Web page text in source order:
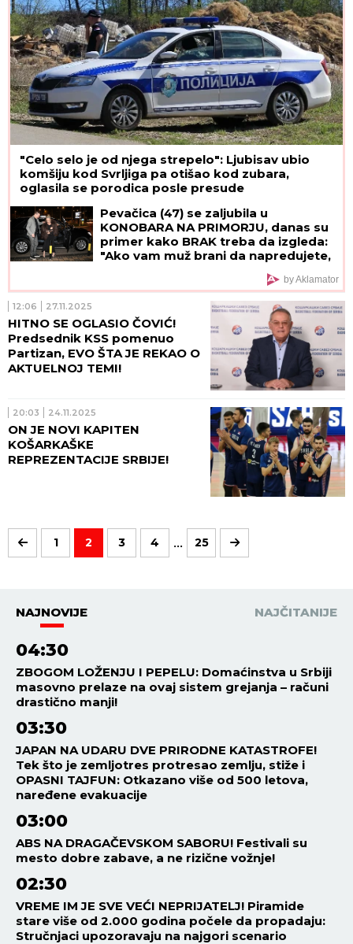
"Celo selo je od njega strepelo": Ljubisav ubio
komšiju kod Svrljiga pa otišao kod zubara,
oglasila se porodica posle presude
Pevačica (47) se zaljubila u
KONOBARA NA PRIMORJU, danas su
primer kako BRAK treba da izgleda:
"Ako vam muž brani da napredujete,
by Aklamator
12:06 27.11.2025
HITNO SE OGLASIO ČOVIĆ!
Predsednik KSS pomenuo
Partizan, EVO ŠTA JE REKAO O
AKTUELNOJ TEMI!
20:03 24.11.2025
ON JE NOVI KAPITEN
KOŠARKAŠKE
REPREZENTACIJE SRBIJE!
1 2 3 4 ... 25
NAJNOVIJE NAJČITANIJE
04:30
ZBOGOM LOŽENJU I PEPELU: Domaćinstva u Srbiji
masovno prelaze na ovaj sistem grejanja – računi
drastično manji!
03:30
JAPAN NA UDARU DVE PRIRODNE KATASTROFE!
Tek što je zemljotres protresao zemlju, stiže i
OPASNI TAJFUN: Otkazano više od 500 letova,
naređene evakuacije
03:00
ABS NA DRAGAČEVSKOM SABORU! Festivali su
mesto dobre zabave, a ne rizične vožnje!
02:30
VREME IM JE SVE VEĆI NEPRIJATELJ! Piramide
stare više od 2.000 godina počele da propadaju:
Stručnjaci upozoravaju na najgori scenario